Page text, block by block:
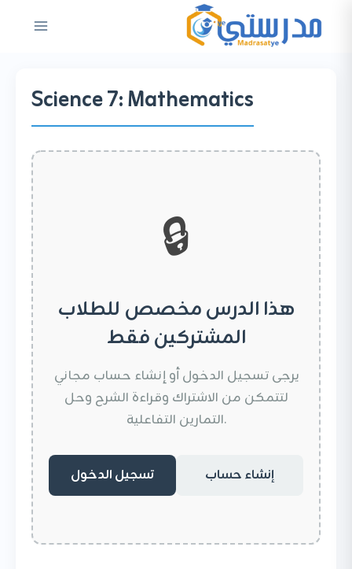
المحتوى
Science 7: Mathematics
🔒
هذا الدرس مخصص للطلاب
المشتركين فقط
يرجى تسجيل الدخول أو إنشاء حساب مجاني
لتتمكن من الاشتراك وقراءة الشرح وحل
التمارين التفاعلية.
تسجيل الدخول إنشاء حساب